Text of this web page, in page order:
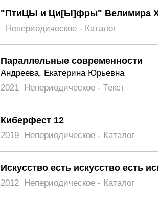
"ПтиЦЫ и Ци[Ы]фры" Велимира
Непериодическое - Каталог
Параллельные современности
Андреева, Екатерина Юрьевна
2021 Непериодическое - Текст
Киберфест 12
2019 Непериодическое - Каталог
Искусство есть искусство есть
2012 Непериодическое - Каталог